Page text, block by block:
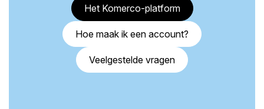
Het Komerco-platform
Hoe maak ik een account?
Veelgestelde vragen